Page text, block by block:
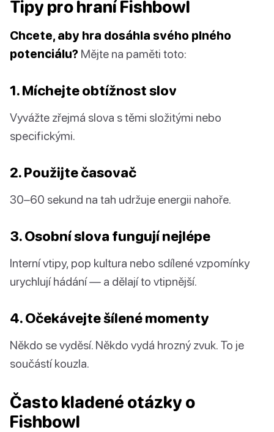
Tipy pro hraní Fishbowl
Chcete, aby hra dosáhla svého plného
potenciálu? Mějte na paměti toto:
1. Míchejte obtížnost slov
Vyvážte zřejmá slova s těmi složitými nebo
specifickými.
2. Použijte časovač
30–60 sekund na tah udržuje energii nahoře.
3. Osobní slova fungují nejlépe
Interní vtipy, pop kultura nebo sdílené vzpomínky
urychlují hádání — a dělají to vtipnější.
4. Očekávejte šílené momenty
Někdo se vyděsí. Někdo vydá hrozný zvuk. To je
součástí kouzla.
Často kladené otázky o
Fishbowl